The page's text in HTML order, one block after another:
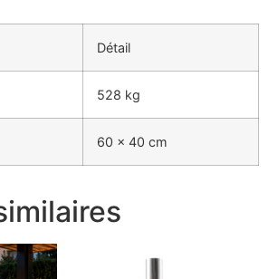
Détail
528 kg
60 × 40 cm